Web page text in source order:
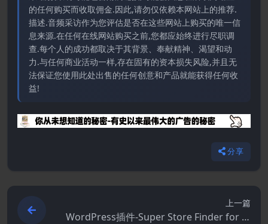
的任何购买而收取佣金.因此,请勿仅依赖本网站上的推荐.
描述.音频采访作为您评估是否在这些网站上购买的唯一信
息来源.在任何在线网站购买之前,您都应始终进行尽职调
查.每个人的成功都取决于其背景、奉献精神、渴望和动
力.与任何商业活动一样,存在固有的资本损失风险,并且无
法保证您使用此处出售的任何创意和产品就能获得任何收
益!
分享
上一篇
WordPress插件-Super Store Finder for W